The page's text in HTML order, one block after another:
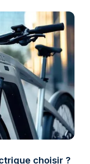
choisir ?